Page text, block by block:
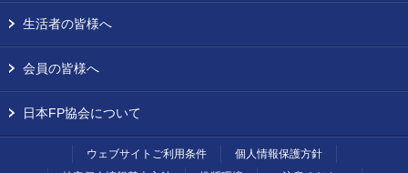
生活者の皆様へ
会員の皆様へ
日本FP協会について
ウェブサイトご利用条件
個人情報保護方針